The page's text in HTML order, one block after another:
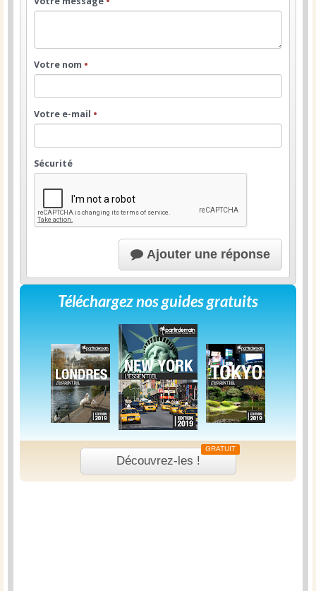
Votre nom •
Votre e-mail •
Sécurité
Ajouter une réponse
Téléchargez nos guides gratuits
Découvrez-les !
GRATUIT